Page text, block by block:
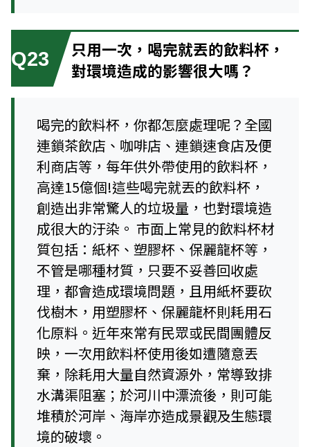
Q23
只用一次，喝完就丟的飲料杯，
對環境造成的影響很大嗎？
喝完的飲料杯，你都怎麼處理呢？全國
連鎖茶飲店、咖啡店、連鎖速食店及便
利商店等，每年供外帶使用的飲料杯，
高達15億個!這些喝完就丟的飲料杯，
創造出非常驚人的垃圾量，也對環境造
成很大的汙染。 市面上常見的飲料杯材
質包括：紙杯、塑膠杯、保麗龍杯等，
不管是哪種材質，只要不妥善回收處
理，都會造成環境問題，且用紙杯要砍
伐樹木，用塑膠杯、保麗龍杯則耗用石
化原料。近年來常有民眾或民間團體反
映，一次用飲料杯使用後如遭隨意丟
棄，除耗用大量自然資源外，常導致排
水溝渠阻塞；於河川中漂流後，則可能
堆積於河岸、海岸亦造成景觀及生態環
境的破壞。